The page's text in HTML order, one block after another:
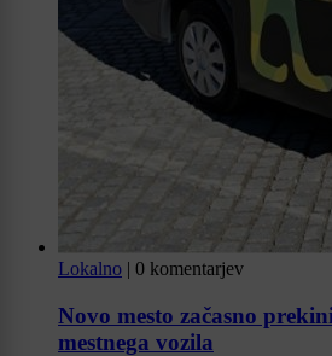
Lokalno | 0 komentarjev
Novo mesto začasno
mestnega vozila